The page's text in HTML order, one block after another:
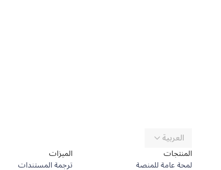
العربية
المنتجات
لمحة عامة للمنصة
الميزات
ترجمة المستندات